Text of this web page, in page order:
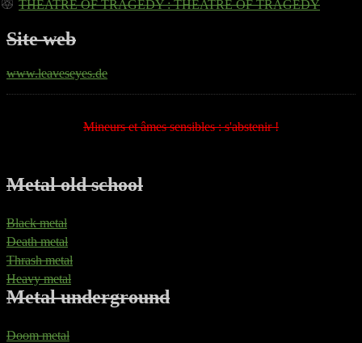
THEATRE OF TRAGEDY: THEATRE OF TRAGEDY
Site web
www.leaveseyes.de
Mineurs et âmes sensibles : s'abstenir !
Metal old school
Black metal
Death metal
Thrash metal
Heavy metal
Metal underground
Doom metal